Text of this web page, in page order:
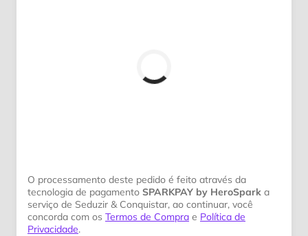
O processamento deste pedido é feito através da
tecnologia de pagamento SPARKPAY by HeroSpark a
serviço de Seduzir & Conquistar, ao continuar, você
concorda com os Termos de Compra e Política de
Privacidade.